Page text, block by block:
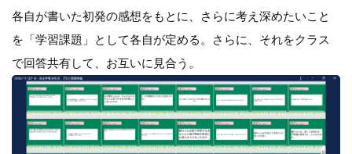
各自が書いた初発の感想をもとに、さらに考え深めたいこと
を「学習課題」として各自が定める。さらに、それをクラス
で回答共有して、お互いに見合う。